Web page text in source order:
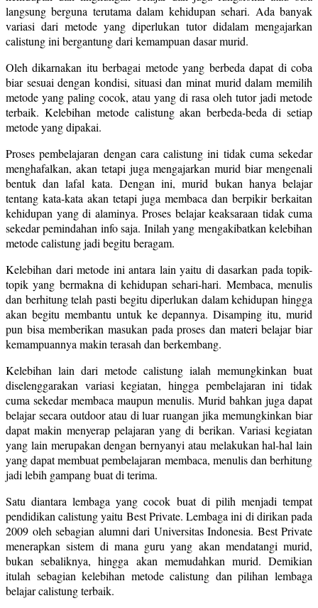
langsung berguna terutama dalam kehidupan sehari. Ada banyak
variasi dari metode yang diperlukan tutor didalam mengajarkan
calistung ini bergantung dari kemampuan dasar murid.
Oleh dikarnakan itu berbagai metode yang berbeda dapat di coba
biar sesuai dengan kondisi, situasi dan minat murid dalam memilih
metode yang paling cocok, atau yang di rasa oleh tutor jadi metode
terbaik. Kelebihan metode calistung akan berbeda-beda di setiap
metode yang dipakai.
Proses pembelajaran dengan cara calistung ini tidak cuma sekedar
menghafalkan, akan tetapi juga mengajarkan murid biar mengenali
bentuk dan lafal kata. Dengan ini, murid bukan hanya belajar
tentang kata-kata akan tetapi juga membaca dan berpikir berkaitan
kehidupan yang di alaminya. Proses belajar keaksaraan tidak cuma
sekedar pemindahan info saja. Inilah yang mengakibatkan kelebihan
metode calistung jadi begitu beragam.
Kelebihan dari metode ini antara lain yaitu di dasarkan pada topik-
topik yang bermakna di kehidupan sehari-hari. Membaca, menulis
dan berhitung telah pasti begitu diperlukan dalam kehidupan hingga
akan begitu membantu untuk ke depannya. Disamping itu, murid
pun bisa memberikan masukan pada proses dan materi belajar biar
kemampuannya makin terasah dan berkembang.
Kelebihan lain dari metode calistung ialah memungkinkan buat
diselenggarakan variasi kegiatan, hingga pembelajaran ini tidak
cuma sekedar membaca maupun menulis. Murid bahkan juga dapat
belajar secara outdoor atau di luar ruangan jika memungkinkan biar
dapat makin menyerap pelajaran yang di berikan. Variasi kegiatan
yang lain merupakan dengan bernyanyi atau melakukan hal-hal lain
yang dapat membuat pembelajaran membaca, menulis dan berhitung
jadi lebih gampang buat di terima.
Satu diantara lembaga yang cocok buat di pilih menjadi tempat
pendidikan calistung yaitu Best Private. Lembaga ini di dirikan pada
2009 oleh sebagian alumni dari Universitas Indonesia. Best Private
menerapkan sistem di mana guru yang akan mendatangi murid,
bukan sebaliknya, hingga akan memudahkan murid. Demikian
itulah sebagian kelebihan metode calistung dan pilihan lembaga
belajar calistung terbaik.